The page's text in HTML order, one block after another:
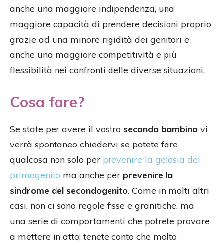
anche una maggiore indipendenza, una
maggiore capacità di prendere decisioni proprio
grazie ad una minore rigidità dei genitori e
anche una maggiore competitività e più
flessibilità nei confronti delle diverse situazioni.
Cosa fare?
Se state per avere il vostro secondo bambino vi
verrà spontaneo chiedervi se potete fare
qualcosa non solo per prevenire la gelosia del
primogenito ma anche per prevenire la
sindrome del secondogenito. Come in molti altri
casi, non ci sono regole fisse e granitiche, ma
una serie di comportamenti che potrete provare
a mettere in atto; tenete conto che molto